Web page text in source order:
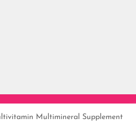
Multimineral Supplement